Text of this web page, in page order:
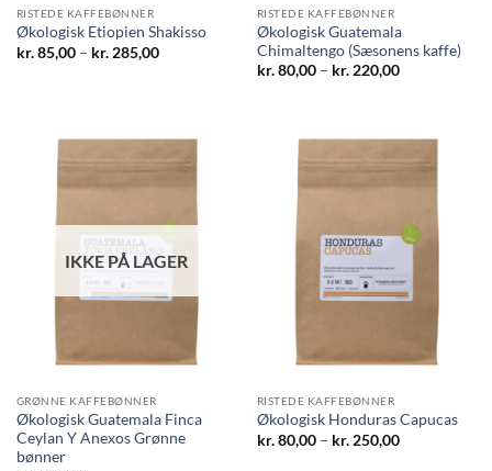
RISTEDE KAFFEBØNNER
Økologisk Etiopien Shakisso
kr.85,00 – kr.285,00Prisinterval:
RISTEDE KAFFEBØNNER
Økologisk Guatemala
Chimaltengo (Sæsonens kaffe)
kr.80,00 – kr.220,00Prisinterval:
IKKE PÅ LAGER
GRØNNE KAFFEBØNNER
Økologisk Guatemala Finca
Ceylan Y Anexos Grønne
bønner
RISTEDE KAFFEBØNNER
Økologisk Honduras Capucas
kr.80,00 – kr.250,00Prisinterval: